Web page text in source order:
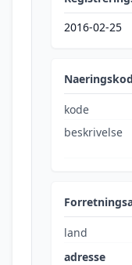
2016-02-25
kode
beskrivelse
land
adresse